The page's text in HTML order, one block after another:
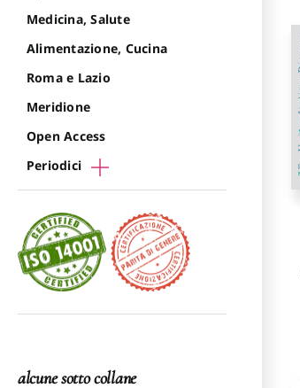
Medicina, Salute
Alimentazione, Cucina
Roma e Lazio
Meridione
Open Access
Periodici
alcune sotto collane